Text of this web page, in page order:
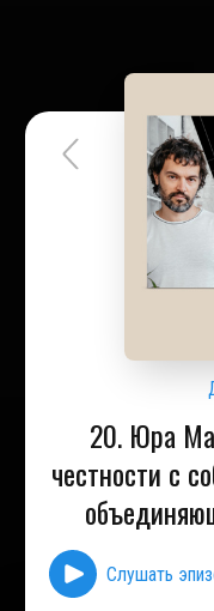
20. Юра
честности с
Слушать